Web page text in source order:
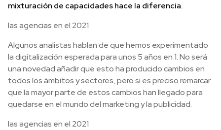
mixturación de capacidades hace la diferencia.
las agencias en el 2021
Algunos analistas hablan de que hemos experimentado
la digitalización esperada para unos 5 años en 1. No será
una novedad añadir que esto ha producido cambios en
todos los ámbitos y sectores, pero si es preciso remarcar
que la mayor parte de estos cambios han llegado para
quedarse en el mundo del marketing y la publicidad.
las agencias en el 2021